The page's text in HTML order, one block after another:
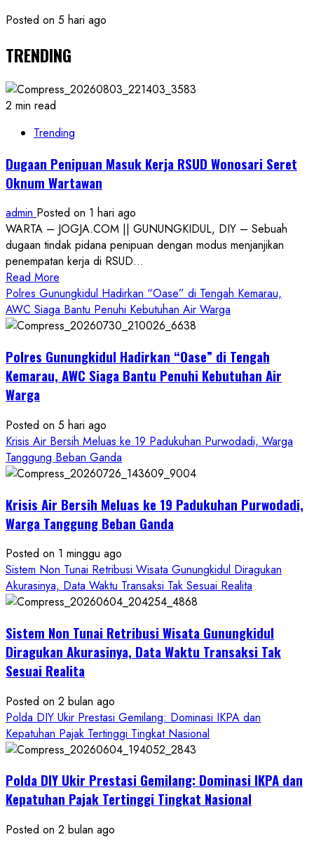
Posted on 5 hari ago
TRENDING
2 min read
Trending
Dugaan Penipuan Masuk Kerja RSUD Wonosari Seret
Oknum Wartawan
admin Posted on 1 hari ago
WARTA – JOGJA.COM || GUNUNGKIDUL, DIY – Sebuah
dugaan tindak pidana penipuan dengan modus menjanjikan
penempatan kerja di RSUD...
Read More
more
about
Dugaan
Masuk
Kerja
Seret
Oknum
Wartawan
Polres Gunungkidul Hadirkan “Oase” di Tengah Kemarau,
AWC Siaga Bantu Penuhi Kebutuhan Air Warga
Polres Gunungkidul Hadirkan “Oase” di Tengah
Kemarau, AWC Siaga Bantu Penuhi Kebutuhan Air
Warga
Posted on 5 hari ago
Krisis Air Bersih Meluas ke 19 Padukuhan Purwodadi, Warga
Tanggung Beban Ganda
Krisis Air Bersih Meluas ke 19 Padukuhan Purwodadi,
Warga Tanggung Beban Ganda
Posted on 1 minggu ago
Sistem Non Tunai Retribusi Wisata Gunungkidul Diragukan
Akurasinya, Data Waktu Transaksi Tak Sesuai Realita
Sistem Non Tunai Retribusi Wisata Gunungkidul
Diragukan Akurasinya, Data Waktu Transaksi Tak
Sesuai Realita
Posted on 2 bulan ago
Polda DIY Ukir Prestasi Gemilang: Dominasi IKPA dan
Kepatuhan Pajak Tertinggi Tingkat Nasional
Polda DIY Ukir Prestasi Gemilang: Dominasi IKPA dan
Kepatuhan Pajak Tertinggi Tingkat Nasional
Posted on 2 bulan ago